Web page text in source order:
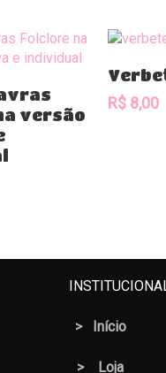
versão
R$8,00
> Início
> Loja